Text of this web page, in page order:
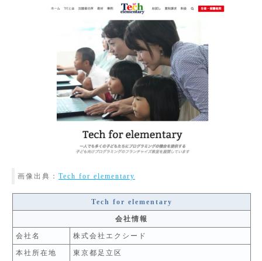
画像出典： Tech for elementary
Tech for elementary
会社情報
会社名 株式会社エクシード
本社所在地 東京都足立区